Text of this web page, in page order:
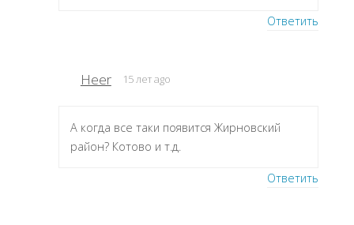
Ответить
Heer 15 лет ago
А когда все таки появится Жирновский
район? Котово и т.д.
Ответить